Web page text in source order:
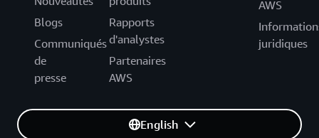
Blogs
Communiqués
de
presse
Rapports
d'analystes
Partenaires
AWS
AWS
juridiques
English